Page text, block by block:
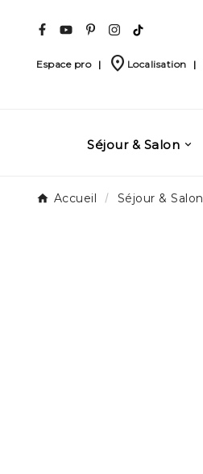
Espace pro | place Localisation |
Séjour & Salon
Accueil Séjour & Salon